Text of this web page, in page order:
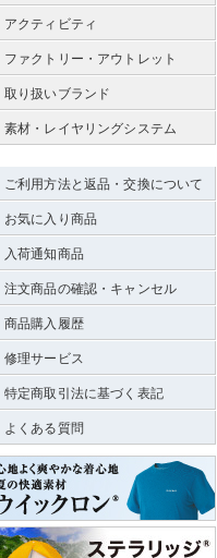
アクティビティ
ファクトリー・アウトレット
取り扱いブランド
素材・レイヤリングシステム
ご利用方法と返品・交換について
お気に入り商品
入荷通知商品
注文商品の確認・キャンセル
商品購入履歴
修理サービス
特定商取引法に基づく表記
よくある質問